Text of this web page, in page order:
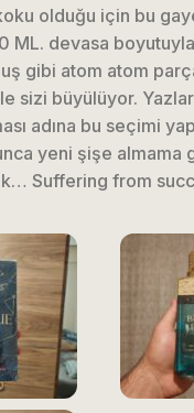
olduğu için bu
ML. devasa
gibi atom atom
sizi büyülüyor.
adına bu seçimi
yeni şişe almama
Suffering from